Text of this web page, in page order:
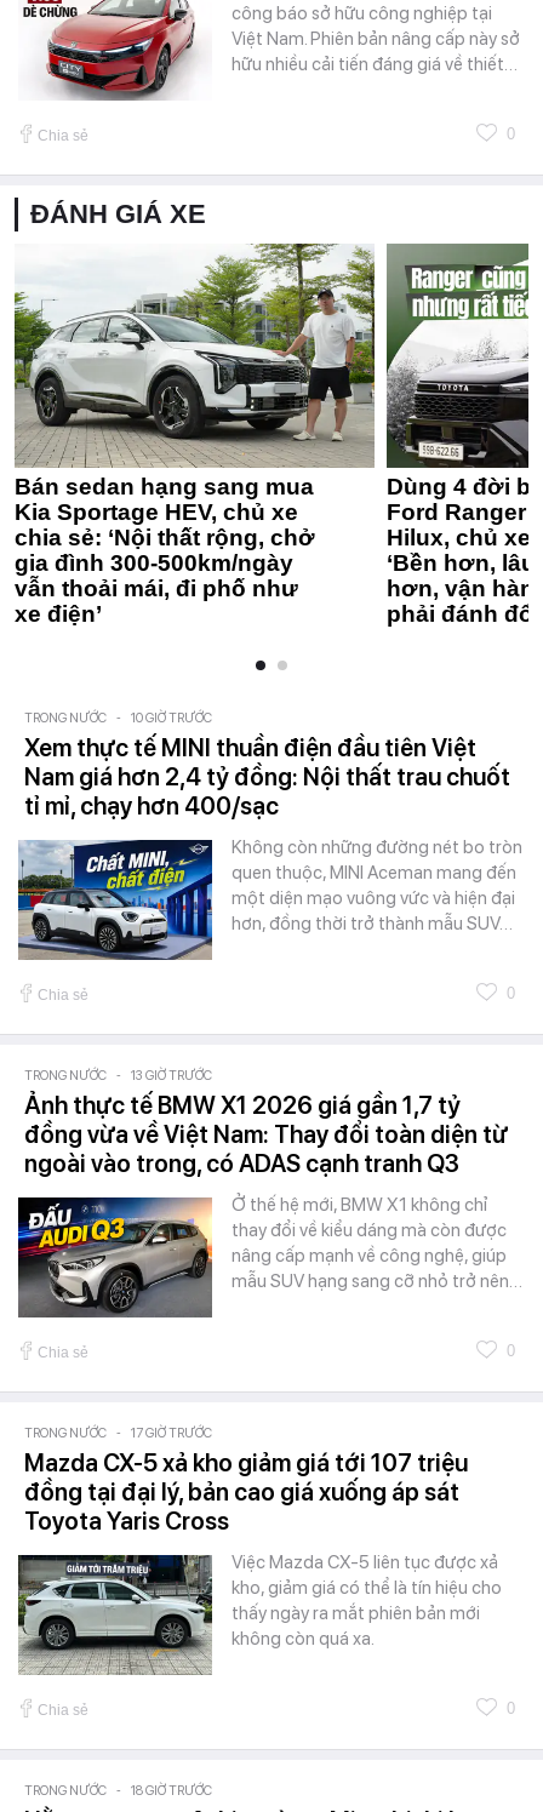
công báo sở hữu công nghiệp tại
Việt Nam. Phiên bản nâng cấp này sở
hữu nhiều cải tiến đáng giá về thiết…
Chia sẻ 0
ĐÁNH GIÁ XE
Bán sedan hạng sang mua
Kia Sportage HEV, chủ xe
chia sẻ: ‘Nội thất rộng, chở
gia đình 300-500km/ngày
vẫn thoải mái, đi phố như
xe điện’
Dùng 4 đời
Ford Ranger
Hilux, chủ xe
‘Bền hơn,
hơn, vận
phải đánh
TRONG NƯỚC - 10 GIỜ TRƯỚC
Xem thực tế MINI thuần điện đầu tiên Việt
Nam giá hơn 2,4 tỷ đồng: Nội thất trau chuốt
tỉ mỉ, chạy hơn 400/sạc
Không còn những đường nét bo tròn
quen thuộc, MINI Aceman mang đến
một diện mạo vuông vức và hiện đại
hơn, đồng thời trở thành mẫu SUV…
Chia sẻ 0
TRONG NƯỚC - 13 GIỜ TRƯỚC
Ảnh thực tế BMW X1 2026 giá gần 1,7 tỷ
đồng vừa về Việt Nam: Thay đổi toàn diện từ
ngoài vào trong, có ADAS cạnh tranh Q3
Ở thế hệ mới, BMW X1 không chỉ
thay đổi về kiểu dáng mà còn được
nâng cấp mạnh về công nghệ, giúp
mẫu SUV hạng sang cỡ nhỏ trở nên…
Chia sẻ 0
TRONG NƯỚC - 17 GIỜ TRƯỚC
Mazda CX-5 xả kho giảm giá tới 107 triệu
đồng tại đại lý, bản cao giá xuống áp sát
Toyota Yaris Cross
Việc Mazda CX-5 liên tục được xả
kho, giảm giá có thể là tín hiệu cho
thấy ngày ra mắt phiên bản mới
không còn quá xa.
Chia sẻ 0
TRONG NƯỚC - 18 GIỜ TRƯỚC